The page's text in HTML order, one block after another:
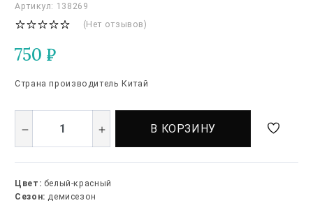
Артикул: 138269
(Нет отзывов)
750 ₽
Страна производитель Китай
В КОРЗИНУ
Цвет: белый-красный
Сезон: демисезон